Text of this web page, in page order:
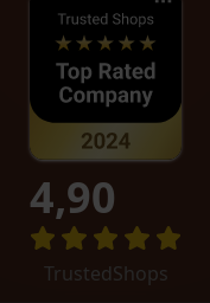
4,90
TrustedShops